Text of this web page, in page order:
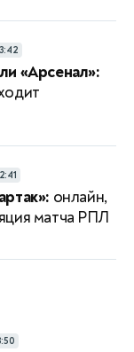
«Арсенал»:
онлайн,
матча РПЛ